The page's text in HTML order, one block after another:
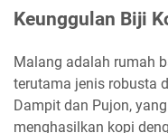
Keunggulan Biji
Malang adalah rumah
terutama jenis robusta
Dampit dan Pujon,
menghasilkan kopi